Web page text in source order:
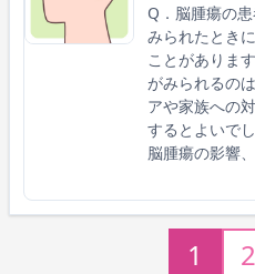
Q．脳腫瘍の
みられたとき
ことがありま
がみられるの
アや家族への
するとよいで
脳腫瘍の影響
1 2